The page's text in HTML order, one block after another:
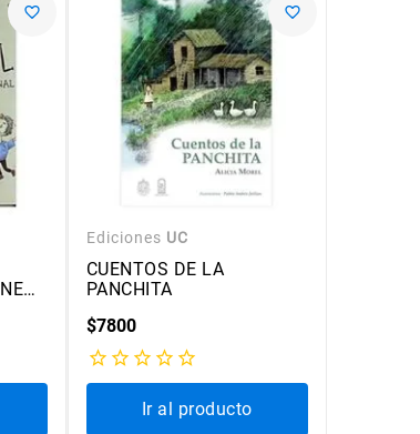
Ediciones UC
CUENTOS DE LA
PANCHITA
$7800
Ir al producto